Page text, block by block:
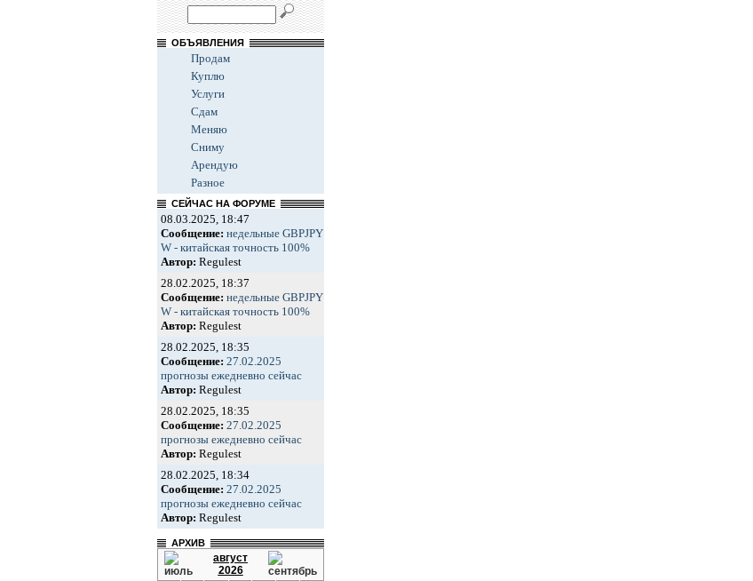
ОБЪЯВЛЕНИЯ
Продам
Куплю
Услуги
Сдам
Меняю
Сниму
Арендую
Разное
СЕЙЧАС НА ФОРУМЕ
08.03.2025, 18:47
Сообщение: недельные GBPJPY
W - китайская точность 100%
Автор: Regulest
28.02.2025, 18:37
Сообщение: недельные GBPJPY
W - китайская точность 100%
Автор: Regulest
28.02.2025, 18:35
Сообщение: 27.02.2025
прогнозы ежедневно сейчас
Автор: Regulest
28.02.2025, 18:35
Сообщение: 27.02.2025
прогнозы ежедневно сейчас
Автор: Regulest
28.02.2025, 18:34
Сообщение: 27.02.2025
прогнозы ежедневно сейчас
Автор: Regulest
АРХИВ
август
2026